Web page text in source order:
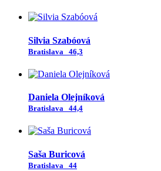
Silvia Szabóová
Bratislava 46,3
Daniela Olejníková
Bratislava 44,4
Saša Buricová
Bratislava 44